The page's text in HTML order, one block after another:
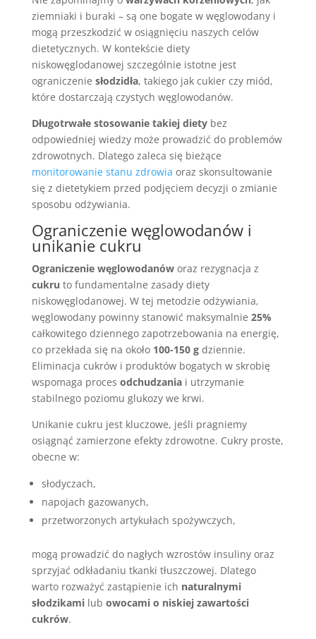
ziemniaki i buraki – są one bogate w węglowodany i
mogą przeszkodzić w osiągnięciu naszych celów
dietetycznych. W kontekście diety
niskowęglodanowej szczególnie istotne jest
ograniczenie słodzidła, takiego jak cukier czy miód,
które dostarczają czystych węglowodanów.
Długotrwałe stosowanie takiej dietybez
odpowiedniej wiedzy może prowadzić do problemów
zdrowotnych. Dlatego zaleca się bieżące
monitorowanie stanu zdrowia oraz skonsultowanie
się z dietetykiem przed podjęciem decyzji o zmianie
sposobu odżywiania.
Ograniczenie węglowodanów i
unikanie cukru
Ograniczenie węglowodanóworaz rezygnacja z
cukru to fundamentalne zasady diety
niskowęglodanowej. W tej metodzie odżywiania,
węglowodany powinny stanowić maksymalnie 25%
całkowitego dziennego zapotrzebowania na energię,
co przekłada się na około 100-150 gdziennie.
Eliminacja cukrów i produktów bogatych w skrobię
wspomaga proces odchudzaniai utrzymanie
stabilnego poziomu glukozy we krwi.
Unikanie cukru jest kluczowe, jeśli pragniemy
osiągnąć zamierzone efekty zdrowotne. Cukry proste,
obecne w:
słodyczach,
napojach gazowanych,
przetworzonych artykułach spożywczych,
mogą prowadzić do nagłych wzrostów insuliny oraz
sprzyjać odkładaniu tkanki tłuszczowej. Dlatego
warto rozważyć zastąpienie ich naturalnymi
słodzikamilub owocami o niskiej zawartości
cukrów.